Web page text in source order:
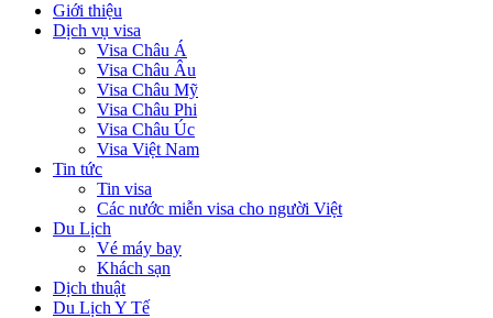
Giới thiệu
Dịch vụ visa
Visa Châu Á
Visa Châu Âu
Visa Châu Mỹ
Visa Châu Phi
Visa Châu Úc
Visa Việt Nam
Tin tức
Tin visa
Các nước miễn visa cho người Việt
Du Lịch
Vé máy bay
Khách sạn
Dịch thuật
Du Lịch Y Tế